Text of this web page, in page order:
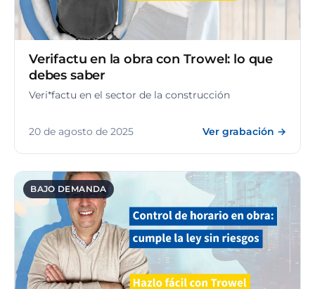
Verifactu en la obra con Trowel: lo que
debes saber
Veri*factu en el sector de la construcción
20 de agosto de 2025 Ver grabación →
BAJO DEMANDA